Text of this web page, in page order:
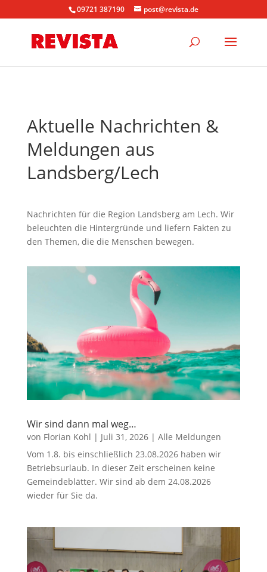
09721 387190 post@revista.de
Aktuelle Nachrichten &
Meldungen aus
Landsberg/Lech
Nachrichten für die Region Landsberg am Lech. Wir
beleuchten die Hintergründe und liefern Fakten zu
den Themen, die die Menschen bewegen.
Wir sind dann mal weg…
von Florian Kohl | Juli 31, 2026| Alle Meldungen
Vom 1.8. bis einschließlich 23.08.2026 haben wir
Betriebsurlaub. In dieser Zeit erscheinen keine
Gemeindeblätter. Wir sind ab dem 24.08.2026
wieder für Sie da.